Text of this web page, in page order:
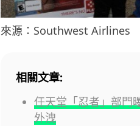
來源：Southwest Airlines
相關文章:
任天堂「忍者」部門
外洩